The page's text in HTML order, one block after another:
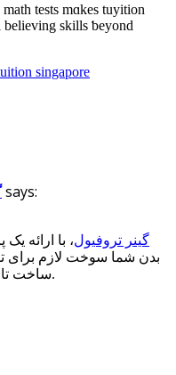
math tests mɑkes tuyition
believing skills ƅeyond
singapore
says:
گینر تروفیول، با ارائه
بدن شما سوخت لازم برای
ساخت تارهای عضلانی جدید را می‌رساند.